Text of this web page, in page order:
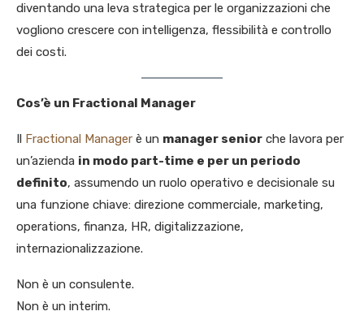
diventando una leva strategica per le organizzazioni che
vogliono crescere con intelligenza, flessibilità e controllo
dei costi.
Cos’è un Fractional Manager
Fractional Manager è un manager senior che lavora per
un’azienda in modo part-time e per un periodo
definito, assumendo un ruolo operativo e decisionale su
una funzione chiave: direzione commerciale, marketing,
operations, finanza, HR, digitalizzazione,
internazionalizzazione.
Non è un consulente.
Non è un interim.